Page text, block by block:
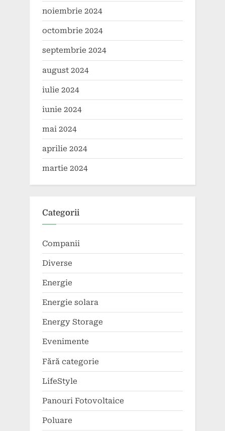
noiembrie 2024
octombrie 2024
septembrie 2024
august 2024
iulie 2024
iunie 2024
mai 2024
aprilie 2024
martie 2024
Categorii
Companii
Diverse
Energie
Energie solara
Energy Storage
Evenimente
Fără categorie
LifeStyle
Panouri Fotovoltaice
Poluare